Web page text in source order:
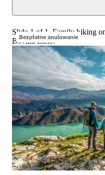
Bezpłatne anulowanie
Slide 1 of 1, Family hiking
Bovilla Lake.